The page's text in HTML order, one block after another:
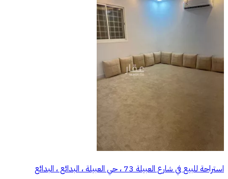
استراحة للبيع في شارع العبيلة 73 ، حي العبيلة ، البدائع ، البدائع